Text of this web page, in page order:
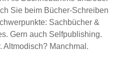
Sie beim Bücher-Schreiben
Sachbücher &
Gern auch Selfpublishing.
Altmodisch? Manchmal.